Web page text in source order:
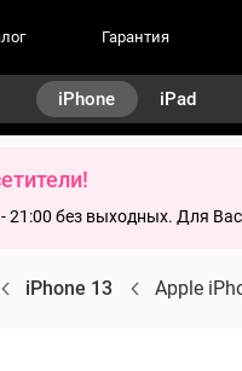
Гарантия
iPhone iPad
21:00 без выходных. Для
iPhone 13 Apple